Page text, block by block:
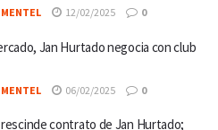
12/02/2025 0
Jan Hurtado negocia con club
06/02/2025 0
contrato de Jan Hurtado;